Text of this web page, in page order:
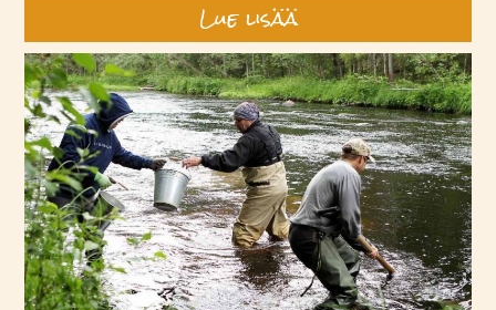
Lue lisää